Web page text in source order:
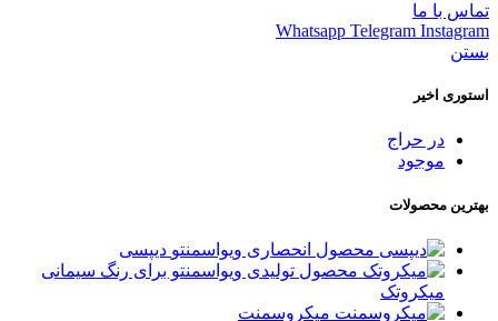
تماس با ما
Whatsapp Telegram Instagram
بستن
استوری اخیر
در حراج
موجود
بهترین محصولات
دیپسی
میکروتک
میکروسمنت